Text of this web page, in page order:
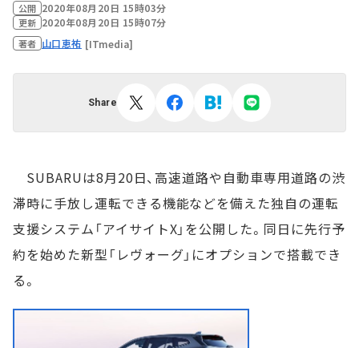
公開 2020年08月20日 15時03分
更新 2020年08月20日 15時07分
著者 山口恵祐 [ITmedia]
Share
SUBARUは8月20日、高速道路や自動車専用道路の渋
滞時に手放し運転できる機能などを備えた独自の運転
支援システム「アイサイトX」を公開した。同日に先行予
約を始めた新型「レヴォーグ」にオプションで搭載でき
る。